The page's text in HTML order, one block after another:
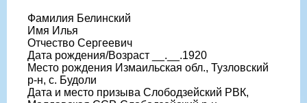
Фамилия Белинский
Имя Илья
Отчество Сергеевич
Дата рождения/Возраст __.__.1920
Место рождения Измаильская обл., Тузловский
р-н, с. Будоли
Дата и место призыва Слободзейский РВК,